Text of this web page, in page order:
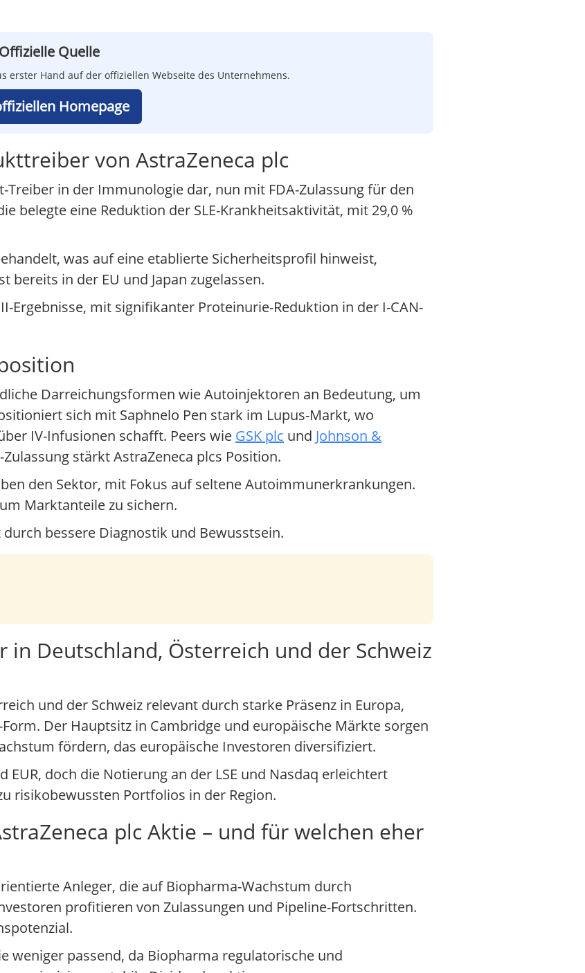
Offizielle Quelle
erster Hand auf der offiziellen Webseite des Unternehmens.
Homepage
von AstraZeneca plc
in der Immunologie dar, nun mit FDA-Zulassung für den
belegte eine Reduktion der SLE-Krankheitsaktivität, mit 29,0 %
was auf eine etablierte Sicherheitsprofil hinweist,
in der EU und Japan zugelassen.
Ergebnisse, mit signifikanter Proteinurie-Reduktion in der I-CAN-
Darreichungsformen wie Autoinjektoren an Bedeutung, um
sich mit Saphnelo Pen stark im Lupus-Markt, wo
IV-Infusionen schafft. Peers wie GSK plc und Johnson &
stärkt AstraZeneca plcs Position.
den Sektor, mit Fokus auf seltene Autoimmunerkrankungen.
Marktanteile zu sichern.
bessere Diagnostik und Bewusstsein.
Deutschland, Österreich und der Schweiz
und der Schweiz relevant durch starke Präsenz in Europa,
Der Hauptsitz in Cambridge und europäische Märkte sorgen
fördern, das europäische Investoren diversifiziert.
doch die Notierung an der LSE und Nasdaq erleichtert
risikobewussten Portfolios in der Region.
plc Aktie – und für welchen eher
Anleger, die auf Biopharma-Wachstum durch
profitieren von Zulassungen und Pipeline-Fortschritten.
weniger passend, da Biopharma regulatorische und